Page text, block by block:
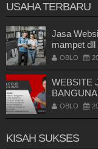
USAHA TERBARU
Jasa
mampet dll
OBLO
WEBSITE
OBLO
KISAH SUKSES